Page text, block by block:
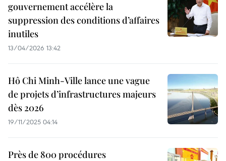
gouvernement accélère la
suppression des conditions d’affaires
inutiles
13/04/2026 13:42
Hô Chi Minh-Ville lance une vague
de projets d’infrastructures majeurs
dès 2026
19/11/2025 04:14
Près de 800 procédures